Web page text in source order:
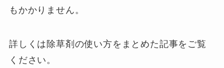
もかかりません。
詳しくは除草剤の使い方をまとめた記事をご覧
ください。